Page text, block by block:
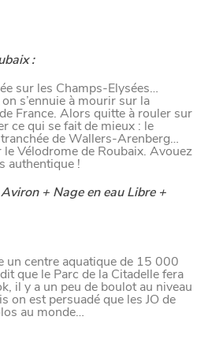
:
sur les Champs-Elysées…
s’ennuie à mourir sur la
France. Alors quitte à rouler sur
ce qui se fait de mieux : le
de Wallers-Arenberg…
Vélodrome de Roubaix. Avouez
authentique !
+ Nage en eau Libre +
un centre aquatique de 15 000
que le Parc de la Citadelle fera
il y a un peu de boulot au niveau
on est persuadé que les JO de
au monde…
VIVRE
NORD